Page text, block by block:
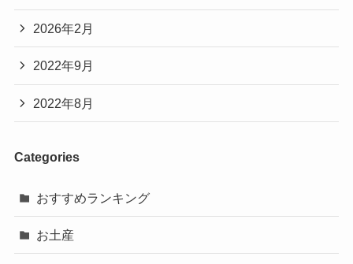
2026年2月
2022年9月
2022年8月
Categories
おすすめランキング
お土産